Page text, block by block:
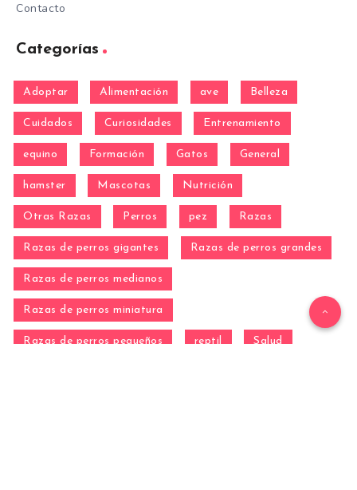
Contacto
Categorías
Adoptar Alimentación ave Belleza
Cuidados Curiosidades Entrenamiento
equino Formación Gatos General
hamster Mascotas Nutrición
Otras Razas Perros pez Razas
Razas de perros gigantes Razas de perros grandes
Razas de perros medianos
Razas de perros miniatura
Razas de perros pequeños reptil Salud